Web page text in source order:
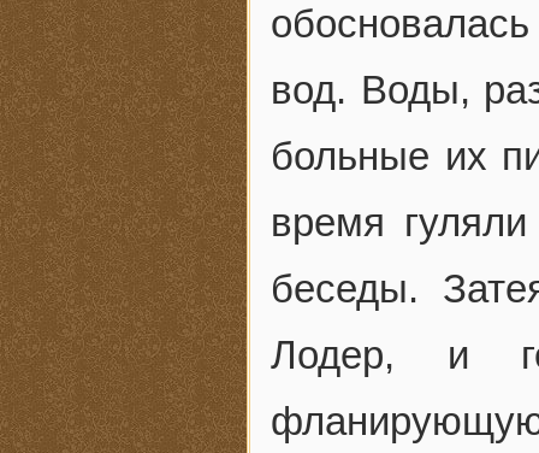
вод. Воды,
больные их
время
беседы.
Лодер, и